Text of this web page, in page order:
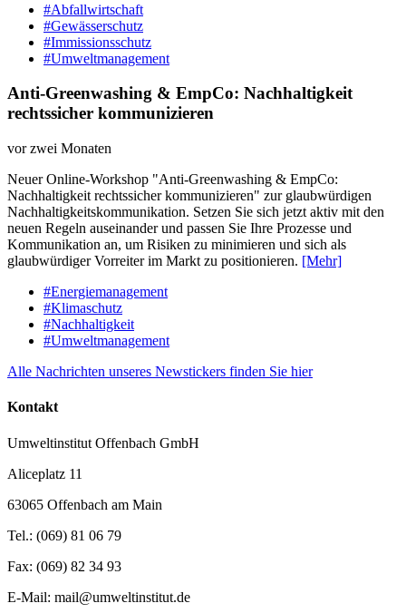
#Abfallwirtschaft
#Gewässerschutz
#Immissionsschutz
#Umweltmanagement
Anti-Greenwashing & EmpCo: Nachhaltigkeit
rechtssicher kommunizieren
vor zwei Monaten
Neuer Online-Workshop "Anti-Greenwashing & EmpCo:
Nachhaltigkeit rechtssicher kommunizieren" zur glaubwürdigen
Nachhaltigkeitskommunikation. Setzen Sie sich jetzt aktiv mit den
neuen Regeln auseinander und passen Sie Ihre Prozesse und
Kommunikation an, um Risiken zu minimieren und sich als
glaubwürdiger Vorreiter im Markt zu positionieren. [Mehr]
#Energiemanagement
#Klimaschutz
#Nachhaltigkeit
#Umweltmanagement
Alle Nachrichten unseres Newstickers finden Sie hier
Kontakt
Umweltinstitut Offenbach GmbH
Aliceplatz 11
63065 Offenbach am Main
Tel.: (069) 81 06 79
Fax: (069) 82 34 93
E-Mail: mail@umweltinstitut.de